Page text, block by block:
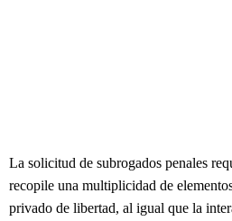
La solicitud de subrogados penales
recopile una multiplicidad de
privado de libertad, al igual que la